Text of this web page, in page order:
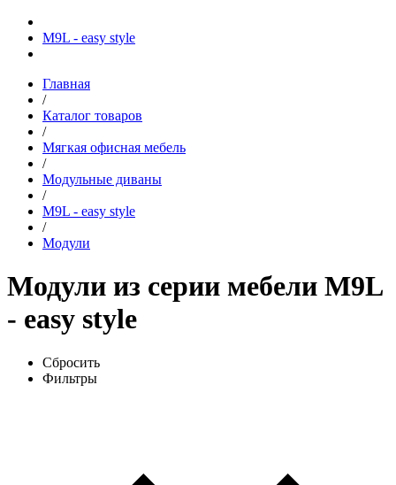
М9L - easy style
Главная
/
Каталог товаров
/
Мягкая офисная мебель
/
Модульные диваны
/
М9L - easy style
/
Модули
Модули из серии мебели М9L
- easy style
Сбросить
Фильтры